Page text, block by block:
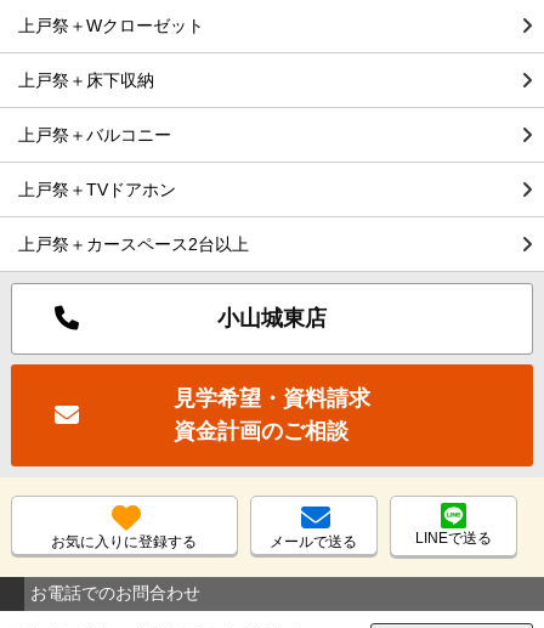
上戸祭＋Wクローゼット
上戸祭＋床下収納
上戸祭＋バルコニー
上戸祭＋TVドアホン
上戸祭＋カースペース2台以上
小山城東店
見学希望・資料請求
資金計画のご相談
お気に入りに登録する メールで送る LINEで送る
お電話でのお問合わせ